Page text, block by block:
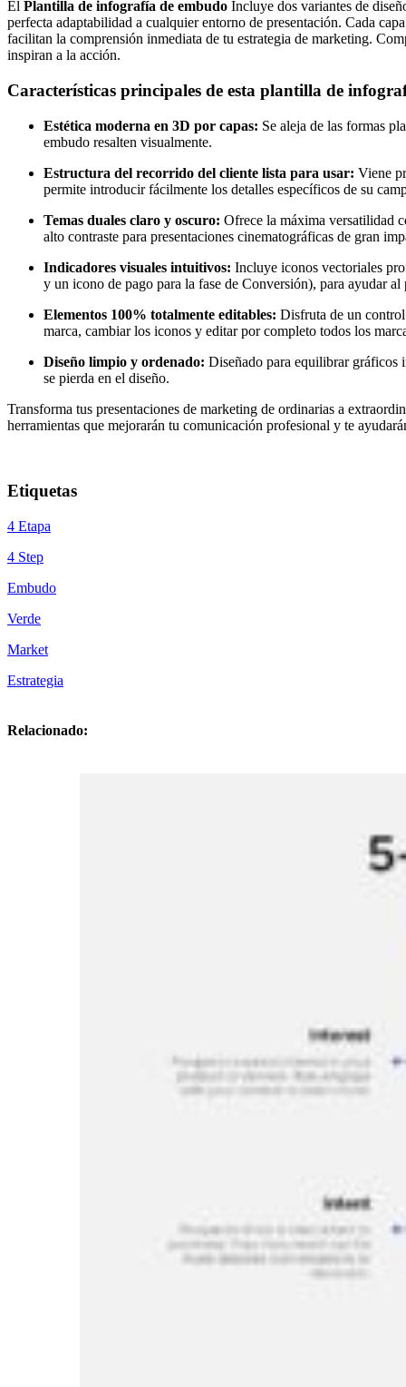
El Plantilla de infografía de embudo Incluye dos variantes de
perfecta adaptabilidad a cualquier entorno de presentación. Cada
facilitan la comprensión inmediata de tu estrategia de marketing.
inspiran a la acción.
Características principales de esta plantilla de
Estética moderna en 3D por capas: Se aleja de las formas
embudo resalten visualmente.
Estructura del recorrido del cliente lista para usar: Viene
permite introducir fácilmente los detalles específicos de su
Temas duales claro y oscuro: Ofrece la máxima versatilidad
alto contraste para presentaciones cinematográficas de gran
Indicadores visuales intuitivos: Incluye iconos vectoriales
y un icono de pago para la fase de Conversión), para ayudar
Elementos 100% totalmente editables: Disfruta de un
marca, cambiar los iconos y editar por completo todos los
Diseño limpio y ordenado: Diseñado para equilibrar gráficos
se pierda en el diseño.
Transforma tus presentaciones de marketing de ordinarias a
herramientas que mejorarán tu comunicación profesional y te
Etiquetas
4 Etapa
4 Step
Embudo
Verde
Market
Estrategia
Relacionado: